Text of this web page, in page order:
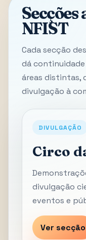
NFIST
Cada secção
dá
áreas distintas,
divulgação à
DIVULGAÇÃO
Circo
divulgação
eventos e
Ver secção